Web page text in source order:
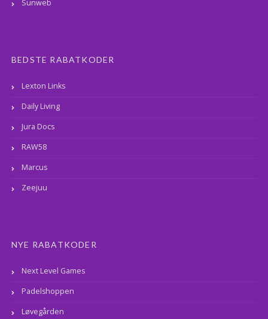
Sunweb
BEDSTE RABATKODER
Lexton Links
Daily Living
Jura Docs
RAW58
Marcus
Zeejuu
NYE RABATKODER
Next Level Games
Padelshoppen
Løvegården